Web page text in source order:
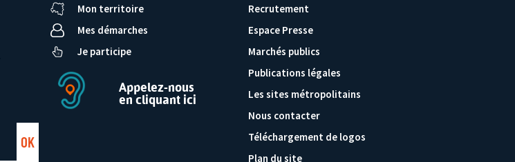
Mon territoire
Mes démarches
Je participe
Appelez-nous
en cliquant ici
Recrutement
Espace Presse
Marchés publics
Publications légales
Les sites métropolitains
Nous contacter
Téléchargement de logos
Plan du site